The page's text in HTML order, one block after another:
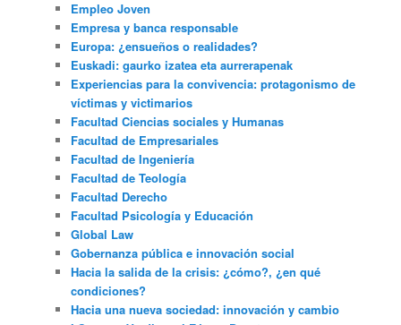
Empleo Joven
Empresa y banca responsable
Europa: ¿ensueños o realidades?
Euskadi: gaurko izatea eta aurrerapenak
Experiencias para la convivencia: protagonismo de
víctimas y victimarios
Facultad Ciencias sociales y Humanas
Facultad de Empresariales
Facultad de Ingeniería
Facultad de Teología
Facultad Derecho
Facultad Psicología y Educación
Global Law
Gobernanza pública e innovación social
Hacia la salida de la crisis: ¿cómo?, ¿en qué
condiciones?
Hacia una nueva sociedad: innovación y cambio